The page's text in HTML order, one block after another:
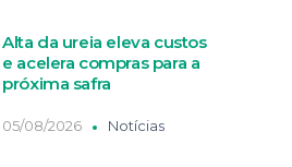
Alta da ureia eleva custos
e acelera compras para a
próxima safra
05/08/2026 Notícias